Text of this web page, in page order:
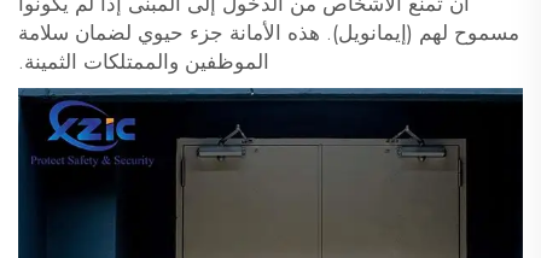
مسموح لهم (إيمانويل). هذه الأمانة جزء حيوي لضمان سلامة
الموظفين والممتلكات الثمينة.